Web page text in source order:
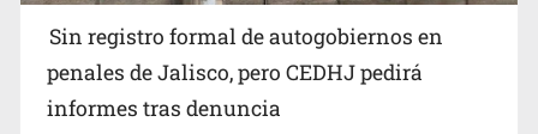
Buscan reformar Ley de Salud en Jalisco para emitir
alertas sanitarias por mala calidad del agua
Sin registro formal de autogobiernos en
penales de Jalisco, pero CEDHJ pedirá
informes tras denuncia